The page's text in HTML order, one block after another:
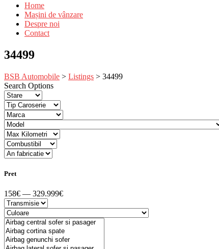
Home
Mașini de vânzare
Despre noi
Contact
34499
BSB Automobile > Listings > 34499
Search Options
Pret
158€ — 329.999€